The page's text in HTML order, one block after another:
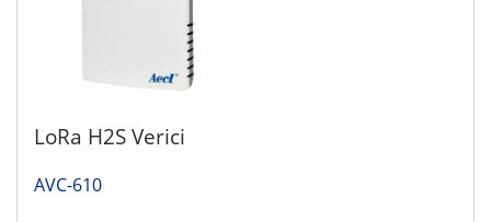
LoRa H2S Verici
AVC-610